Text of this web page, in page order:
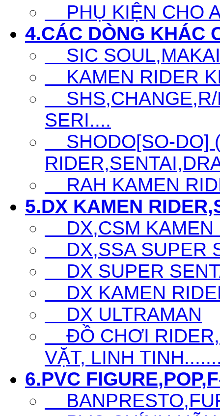
PHỤ KIỆN CHO
4.CÁC DÒNG KHÁC
SIC
KAMEN RIDER
SHS,CHANGE,R/
SERI....
SHODO[SO-DO]
RAH KAMEN
5.DX KAMEN
DX,CSM KAMEN
DX,SSA SUPER
DX SUPER
DX KAMEN
DX ULTRAMAN
ĐỒ CHƠI
VẶT, LINH
6.PVC